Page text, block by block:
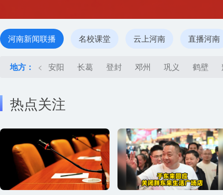
河南新闻联播 名校课堂 云上河南 直播河南
地方： < 安阳 长葛 登封 邓州 巩义 鹤壁
热点关注